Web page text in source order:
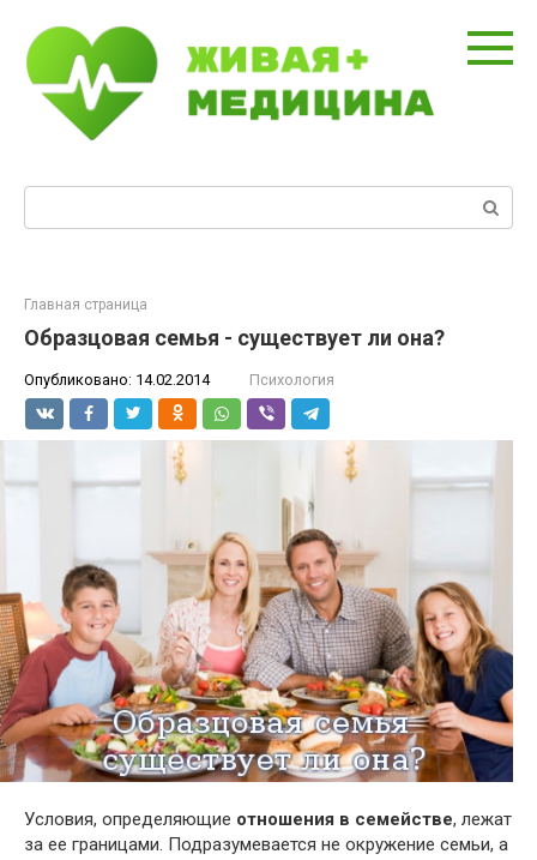
контенту
Главная страница
Образцовая семья - существует ли она?
Опубликовано: 14.02.2014 Психология
Условия, определяющие отношения в семействе, лежат
за ее границами. Подразумевается не окружение семьи, а